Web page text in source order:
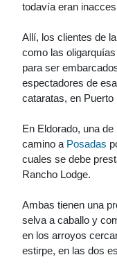
todavía eran
Allí, los clientes de
como las
para ser
espectadores de
cataratas, en Puerto
En Eldorado, una
camino a Posadas
cuales se debe
Rancho Lodge.
Ambas tienen una
selva a caballo y
en los arroyos
estirpe, en las dos